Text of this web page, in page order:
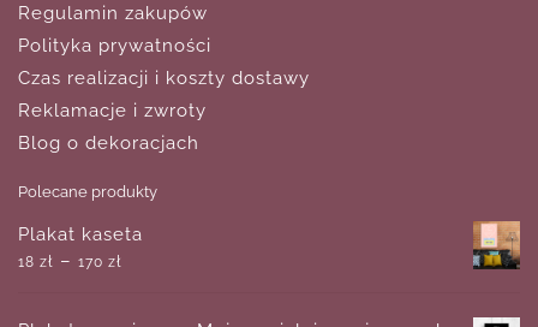
Regulamin zakupów
Polityka prywatności
Czas realizacji i koszty dostawy
Reklamacje i zwroty
Blog o dekoracjach
Polecane produkty
Plakat kaseta
18 zł – 170 zł